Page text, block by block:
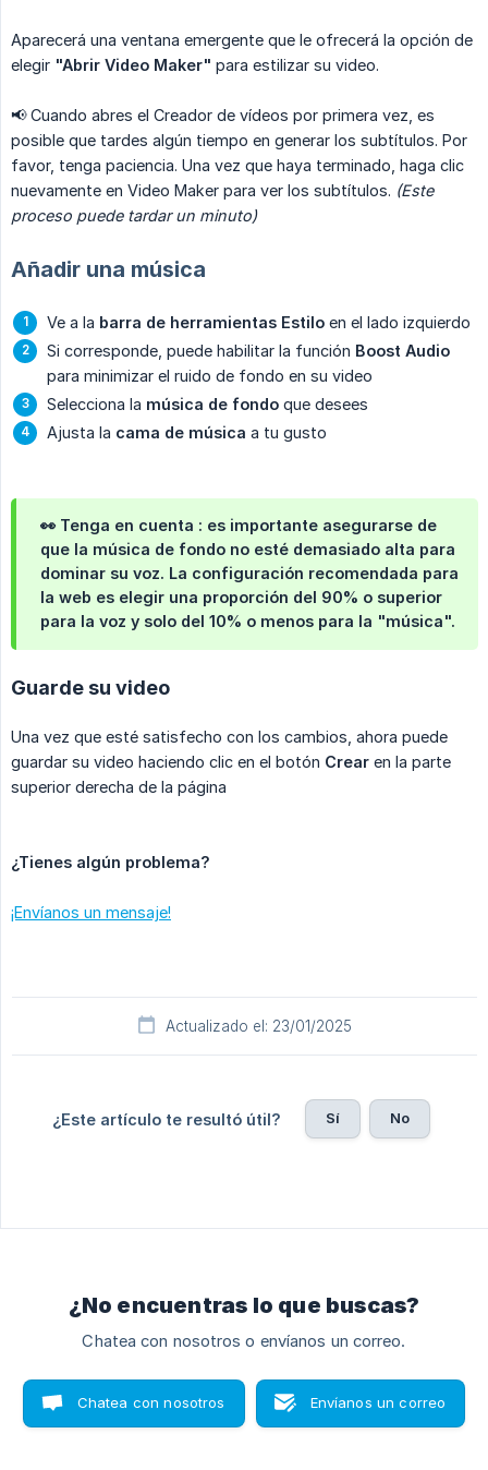
Aparecerá una ventana emergente que le ofrecerá la opción de
elegir "Abrir Video Maker" para estilizar su video.
📢 Cuando abres el Creador de vídeos por primera vez, es
posible que tardes algún tiempo en generar los subtítulos. Por
favor, tenga paciencia. Una vez que haya terminado, haga clic
nuevamente en Video Maker para ver los subtítulos. (Este
proceso puede tardar un minuto)
Añadir una música
Ve a la barra de herramientas Estilo en el lado izquierdo
Si corresponde, puede habilitar la función Boost Audio
para minimizar el ruido de fondo en su video
Selecciona la música de fondo que desees
Ajusta la cama de música a tu gusto
👀 Tenga en cuenta : es importante asegurarse de
que la música de fondo no esté demasiado alta para
dominar su voz. La configuración recomendada para
la web es elegir una proporción del 90% o superior
para la voz y solo del 10% o menos para la "música".
Guarde su video
Una vez que esté satisfecho con los cambios, ahora puede
guardar su video haciendo clic en el botón Crear en la parte
superior derecha de la página
¿Tienes algún problema?
¡Envíanos un mensaje!
Actualizado el: 23/01/2025
¿Este artículo te resultó útil? Sí No
¿No encuentras lo que buscas?
Chatea con nosotros o envíanos un correo.
Chatea con nosotros Envíanos un correo